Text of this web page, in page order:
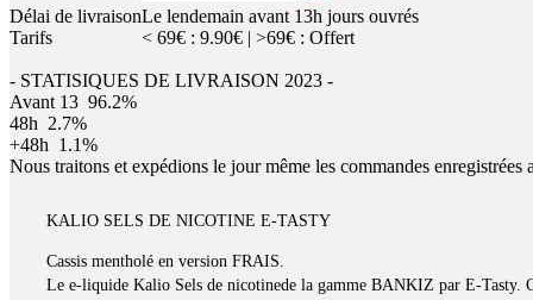
Délai de livraisonLe lendemain avant 13h jours ouvrés
Tarifs
< 69€ : 9.90€ | >69€ : Offert
- STATISIQUES DE LIVRAISON 2023 -
Avant 13 96.2%
48h 2.7%
+48h 1.1%
Nous traitons et expédions le jour même les commandes
KALIO SELS DE NICOTINE E-TASTY
Cassis mentholé en version FRAIS.
Le e-liquide Kalio Sels de nicotinede la gamme BANKIZ par E-Tasty.